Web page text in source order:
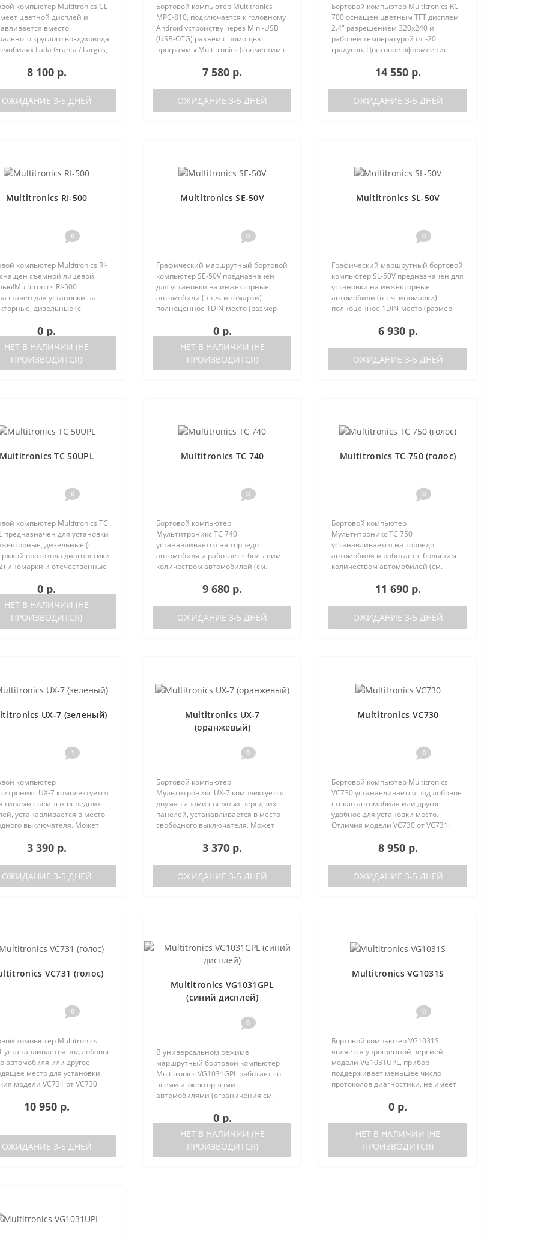
компьютер Multitronics CL-
цветной дисплей и
вместо
круглого воздуховода
Lada Granta / Largus,
Almera, на место
вставки панели
8 100 р.
ОЖИДАНИЕ 3-5 ДНЕЙ
Бортовой компьютер Multitronics
MPC-810, подключается к головному
Android устройству через Mini-USB
(USB-OTG) разъем с помощью
программы Multitronics (совместим с
Multitronics MPC-810 по сравнению с
7 580 р.
ОЖИДАНИЕ 3-5 ДНЕЙ
Бортовой компьютер Multitronics RC-
700 оснащен цветным TFT дисплем
2.4" разрешением 320х240 и
рабочей температурой от -20
градусов. Цветовое оформление
пользователем индивидуально (по
предустановленн..
14 550 р.
ОЖИДАНИЕ 3-5 ДНЕЙ
Multitronics RI-500
0
компьютер Multitronics RI-
съемной лицевой
RI-500
для установки на
дизельные (с
2) иномарки и отечественные
ка..
0 р.
НЕТ В НАЛИЧИИ (НЕ
ПРОИЗВОДИТСЯ)
Multitronics SE-50V
0
Графический маршрутный бортовой
компьютер SE-50V предназначен
для установки на инжекторные
автомобили (в т.ч. иномарки)
полноценное 1DIN-место (размер
прибора возможна как с ЭБУ (список
0 р.
НЕТ В НАЛИЧИИ (НЕ
ПРОИЗВОДИТСЯ)
Multitronics SL-50V
0
Графический маршрутный бортовой
компьютер SL-50V предназначен для
установки на инжекторные
автомобили (в т.ч. иномарки)
полноценное 1DIN-место (размер
прибора возможна как с ЭБУ (список
поддерживаемых ЭБУ предст..
6 930 р.
ОЖИДАНИЕ 3-5 ДНЕЙ
Multitronics TC 50UPL
0
компьютер Multitronics TC
предназначен для установки
дизельные (с
протокола диагностики
иномарки и отечественные
как с блоками управления
0 р.
НЕТ В НАЛИЧИИ (НЕ
ПРОИЗВОДИТСЯ)
Multitronics TC 740
0
Бортовой компьютер
Мультитроникс TC 740
устанавливается на торпедо
автомобиля и работает с большим
количеством автомобилей (см.
Отличия TC 740 от модели TC 750:
отсутствие голосового синтезатора
(модель TC 750 с го..
9 680 р.
ОЖИДАНИЕ 3-5 ДНЕЙ
Multitronics TC 750 (голос)
0
Бортовой компьютер
Мультитроникс TC 750
устанавливается на торпедо
автомобиля и работает с большим
количеством автомобилей (см.
Отличия TC 740 от модели TC 750:
отсутствие голосового синтезатора
(модель TC 740 ..
11 690 р.
ОЖИДАНИЕ 3-5 ДНЕЙ
UX-7 (зеленый)
1
компьютер
UX-7 комплектуется
типами съемных передних
устанавливается в место
выключателя. Может
GrantaЛада
/ Калина-2Лада Приора /
2Лада 110Ла..
3 390 р.
ОЖИДАНИЕ 3-5 ДНЕЙ
Multitronics UX-7
(оранжевый)
0
Бортовой компьютер
Мультитроникс UX-7 комплектуется
двумя типами съемных передних
панелей, устанавливается в место
свободного выключателя. Может
автомобили:Lada GrantaЛада
Калина / Калина-2Лада Приора /
Приора-2Лада 110Ла..
3 370 р.
ОЖИДАНИЕ 3-5 ДНЕЙ
Multitronics VC730
0
Бортовой компьютер Multitronics
VC730 устанавливается под лобовое
стекло автомобиля или другое
удобное для установки место.
Отличия модели VC730 от VC731:
(модель VC731 с голосом)
поддерживаемые протоколы диаг..
8 950 р.
ОЖИДАНИЕ 3-5 ДНЕЙ
VC731 (голос)
0
компьютер Multitronics
устанавливается под лобовое
автомобиля или другое
место для установки.
модели VC731 от VC730:
VC730 без голоса)
10 950 р.
ОЖИДАНИЕ 3-5 ДНЕЙ
Multitronics VG1031GPL
(синий дисплей)
0
В универсальном режиме
маршрутный бортовой компьютер
Multitronics VG1031GPL работает со
всеми инжекторными
автомобилями (ограничения см.
компьютер поддерживает большое
иномарок. Отличия р..
0 р.
НЕТ В НАЛИЧИИ (НЕ
ПРОИЗВОДИТСЯ)
Multitronics VG1031S
0
Бортовой компьютер VG1031S
является упрощенной версией
модели VG1031UPL, прибор
поддерживает меньшее число
протоколов диагностики, не имеет
датчика температуры. Отличия
VG1031S от VG1031UPL: отсутствует
0 р.
НЕТ В НАЛИЧИИ (НЕ
ПРОИЗВОДИТСЯ)